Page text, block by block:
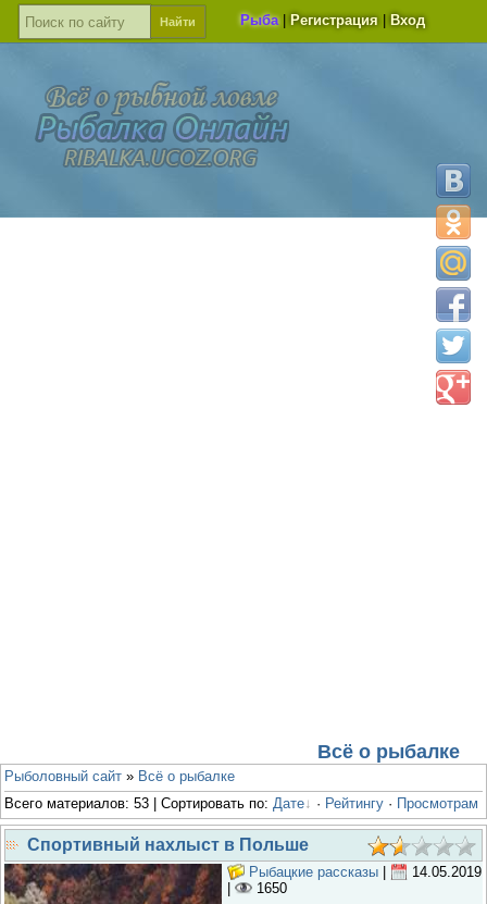
Рыба| Регистрация Вход
Всё о рыбалке
Рыболовный сайт » Всё о рыбалке
Всего материалов: 53 | Сортировать по: Дате · Рейтингу · Просмотрам
Спортивный нахлыст в Польше
Рыбацкие рассказы
14.05.2019
1650